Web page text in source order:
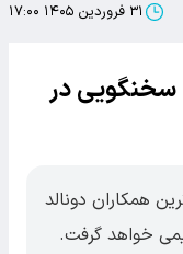
۳۱ فروردین ۱۴۰۵ ۱۷:۰۰
| سخنگویی در
همکاران دونالد
خواهد گرفت.